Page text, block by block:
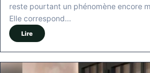
reste pourtant un phénomène encore
Elle correspond…
Lire